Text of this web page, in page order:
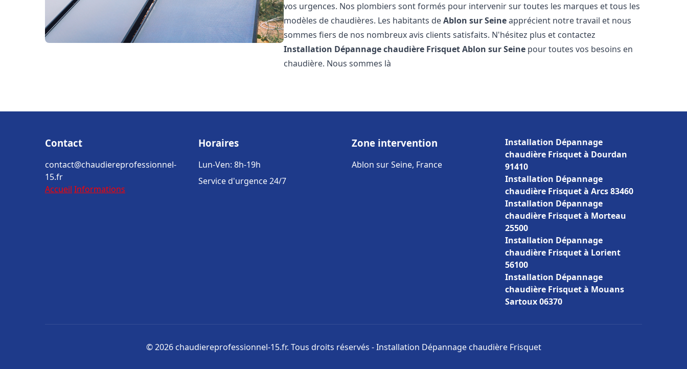
vos urgences. Nos plombiers sont formés pour intervenir sur toutes les marques et tous les
modèles de chaudières. Les habitants deAblon sur Seineapprécient notre travail et nous
sommes fiers de nos nombreux avis clients satisfaits. N'hésitez plus et contactez
Installation Dépannage chaudière FrisquetAblon sur Seine pour toutes vos besoins en
chaudière. Nous sommes là
Contact
contact@chaudiereprofessionnel-
15.fr
Accueil Informations
Horaires
Lun-Ven: 8h-19h
Service d'urgence 24/7
Zone intervention
Ablon sur Seine, France
Installation Dépannage
chaudière Frisquet à Dourdan
91410
Installation Dépannage
chaudière Frisquet à Arcs 83460
Installation Dépannage
chaudière Frisquet à Morteau
25500
Installation Dépannage
chaudière Frisquet à Lorient
56100
Installation Dépannage
chaudière Frisquet à Mouans
Sartoux 06370
© 2026 chaudiereprofessionnel-15.fr. Tous droits réservés - Installation Dépannage chaudière Frisquet